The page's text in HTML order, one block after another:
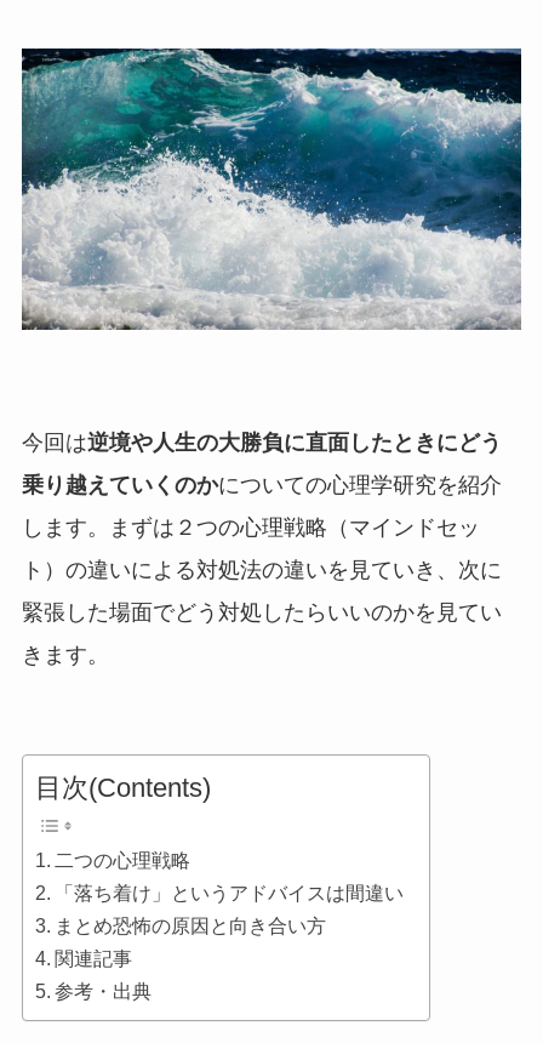
今回は逆境や人生の大勝負に直面したときにどう
乗り越えていくのかについての心理学研究を紹介
します。まずは２つの心理戦略（マインドセッ
ト）の違いによる対処法の違いを見ていき、次に
緊張した場面でどう対処したらいいのかを見てい
きます。
目次(Contents)
二つの心理戦略
「落ち着け」というアドバイスは間違い
まとめ恐怖の原因と向き合い方
関連記事
参考・出典